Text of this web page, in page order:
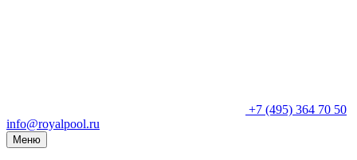
+7 (495) 364 70 50
info@royalpool.ru
Меню